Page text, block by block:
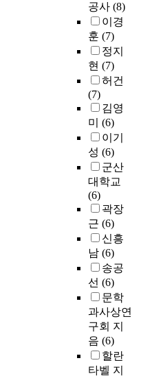
공사 (8)
이경
훈 (7)
정지
현 (7)
허건
(7)
김영
미 (6)
이기
성 (6)
군산
대학교
(6)
곽장
근 (6)
신흥
남 (6)
송공
선 (6)
문학
과사상연
구회 지
음 (6)
할란
타벨 지